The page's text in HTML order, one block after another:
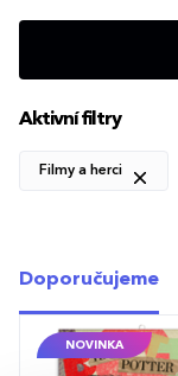
Aktivní filtry
Filmy a herci
Doporučujeme
NOVINKA